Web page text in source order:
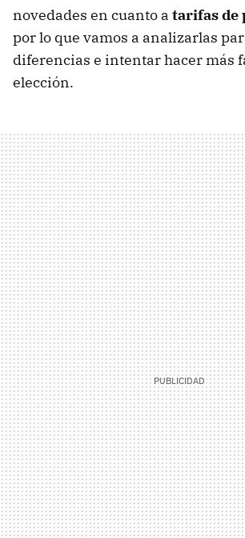
novedades en cuanto a tarifas de
por lo que vamos a analizarlas
diferencias e intentar hacer más
elección.